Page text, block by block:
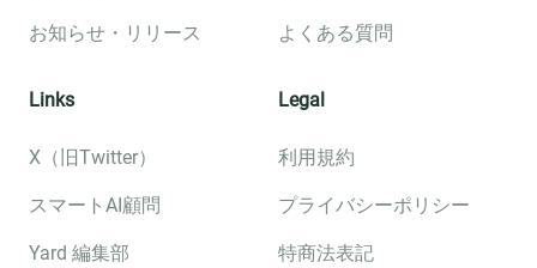
お知らせ・リリース よくある質問
Links
X（旧Twitter）
スマートAI顧問
Yard 編集部
Legal
利用規約
プライバシーポリシー
特商法表記